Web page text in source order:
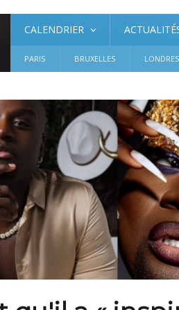
CALENDRIER
PARIS BRUXELLES LONDRES